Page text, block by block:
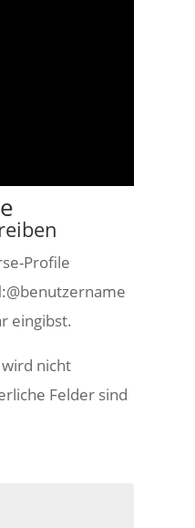
Profile
eingibst.
wird nicht
Felder sind